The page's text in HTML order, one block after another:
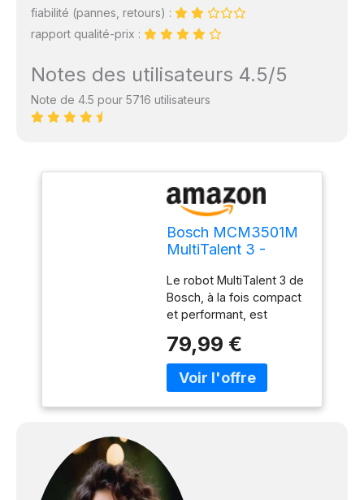
fiabilité (pannes, retours) :
rapport qualité-prix :
Notes des utilisateurs 4.5/5
Note de 4.5 pour 5716 utilisateurs
Bosch MCM3501M
MultiTalent 3 -
Puissant moteur,
Blender
Le robot MultiTalent 3 de
Bosch, à la fois compact
et performant, est
électroménager qui vous
permettra de réussir
toutes vos préparations
de 50 fonctions dont
fouetter, mélanger,
79,99 €